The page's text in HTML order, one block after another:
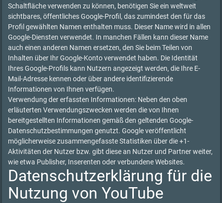
Schaltfläche verwenden zu können, benötigen Sie ein weltweit
sichtbares, öffentliches Google-Profil, das zumindest den für das
Profil gewählten Namen enthalten muss. Dieser Name wird in allen
Google-Diensten verwendet. In manchen Fällen kann dieser Name
auch einen anderen Namen ersetzen, den Sie beim Teilen von
Inhalten über Ihr Google-Konto verwendet haben. Die Identität
Ihres Google-Profils kann Nutzern angezeigt werden, die Ihre E-
Mail-Adresse kennen oder über andere identifizierende
Informationen von Ihnen verfügen.
Verwendung der erfassten Informationen: Neben den oben
erläuterten Verwendungszwecken werden die von Ihnen
bereitgestellten Informationen gemäß den geltenden Google-
Datenschutzbestimmungen genutzt. Google veröffentlicht
möglicherweise zusammengefasste Statistiken über die +1-
Aktivitäten der Nutzer bzw. gibt diese an Nutzer und Partner weiter,
wie etwa Publisher, Inserenten oder verbundene Websites.
Datenschutzerklärung für die
Nutzung von YouTube